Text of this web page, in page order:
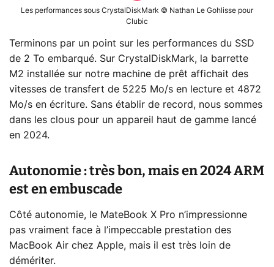
Les performances sous CrystalDiskMark © Nathan Le Gohlisse pour
Clubic
Terminons par un point sur les performances du SSD
de 2 To embarqué. Sur CrystalDiskMark, la barrette
M2 installée sur notre machine de prêt affichait des
vitesses de transfert de 5225 Mo/s en lecture et 4872
Mo/s en écriture. Sans établir de record, nous sommes
dans les clous pour un appareil haut de gamme lancé
en 2024.
Autonomie : très bon, mais en 2024 ARM
est en embuscade
Côté autonomie, le MateBook X Pro n’impressionne
pas vraiment face à l’impeccable prestation des
MacBook Air chez Apple, mais il est très loin de
démériter.